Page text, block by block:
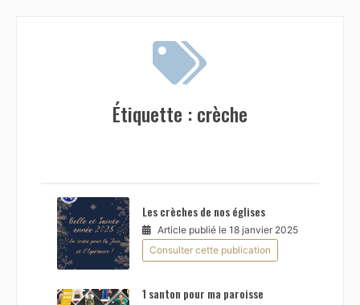
Étiquette :crèche
Les crèches de nos églises
Article publié le 18 janvier 2025
Consulter cette publication
1 santon pour ma paroisse